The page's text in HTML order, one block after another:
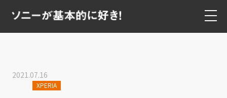
2021.07.16
XPERIA